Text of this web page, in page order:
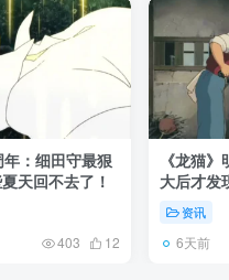
年：细田守最狠
天回不去了！
403 12
《龙猫
大后才发
资讯
6天前